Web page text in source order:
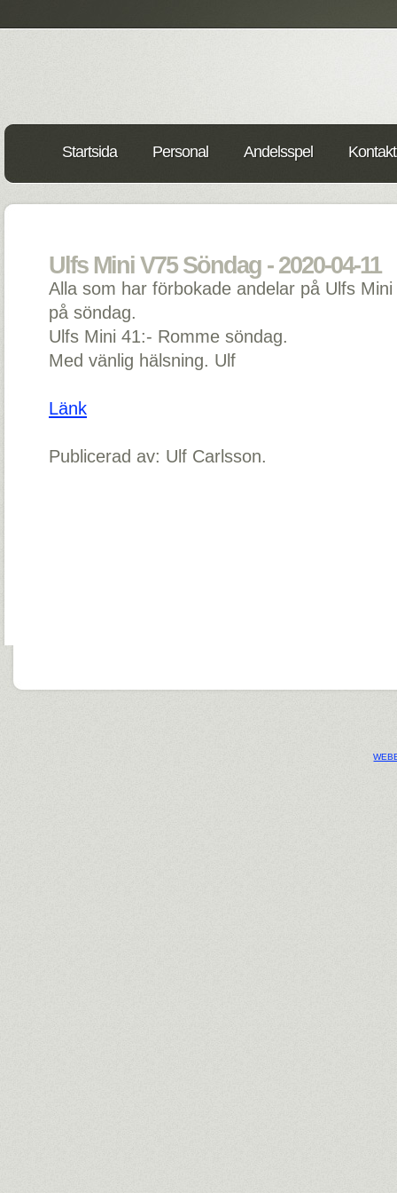
Startsida Personal Andelsspel
Ulfs Mini V75 Söndag - 2020-04-11
Alla som har förbokade andelar på Ulfs
på söndag.
Ulfs Mini 41:- Romme söndag.
Med vänlig hälsning. Ulf
Länk
Publicerad av: Ulf Carlsson.